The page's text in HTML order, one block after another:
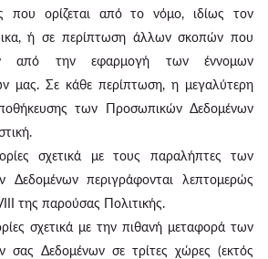
που ορίζεται από το νόμο, ιδίως τον
ή σε περίπτωση άλλων σκοπών που
από την εφαρμογή των έννομων
μας. Σε κάθε περίπτωση, η μεγαλύτερη
των Προσωπικών Δεδομένων
σχετικά με τους παραλήπτες των
Δεδομένων περιγράφονται λεπτομερώς
της παρούσας Πολιτικής.
σχετικά με την πιθανή μεταφορά των
σας Δεδομένων σε τρίτες χώρες (εκτός